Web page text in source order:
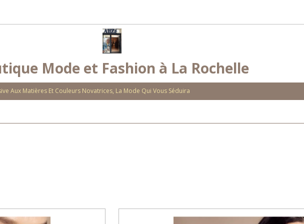
Mode et Fashion à La Rochelle
Aux Matières Et Couleurs Novatrices, La Mode Qui Vous Séduira